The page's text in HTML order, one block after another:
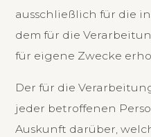
ausschließlich für die
dem für die
für eigene Zwecke
Der für die
jeder betroffenen
Auskunft darüber,